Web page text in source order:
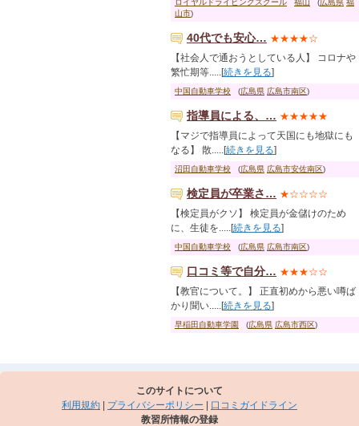
ロイヤルドライビングスクール 福山 (広島県 福
山市)
40代でも安心… ★★★★☆
【社会人で通おうとしている人】 コロナや
繁忙期等.....[続きを見る]
中国自動車学校 (広島県 広島市南区)
指導員による、… ★★★★★
【マジで指導員によって天国にも地獄にも
なる】 散.....[続きを見る]
沼田自動車学校 (広島県 広島市安佐南区)
検定員が卒業さ… ★☆☆☆☆
【検定員がクソ】 検定員が金儲けのため
に、生徒を.....[続きを見る]
中国自動車学校 (広島県 広島市南区)
口コミ等で自分… ★★★☆☆
【教官について。】 正直初めから悪い噂ば
かり聞い.....[続きを見る]
早稲田自動車学園 (広島県 広島市西区)
このサイトについて
利用規約
プライバシーポリシー
口コミガイドライン
教習所情報の登録